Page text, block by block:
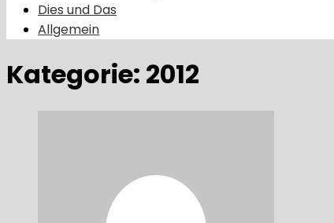
Dies und Das
Allgemein
Kategorie: 2012